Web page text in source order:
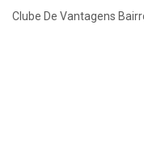
Clube De Vantagens